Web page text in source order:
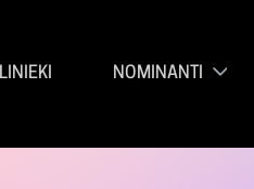
NOMINANTI